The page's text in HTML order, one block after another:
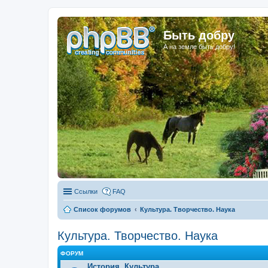
Быть добру
А на земле быть добру!
Ссылки FAQ
Список форумов Культура. Творчество. Наука
Культура. Творчество. Наука
ФОРУМ